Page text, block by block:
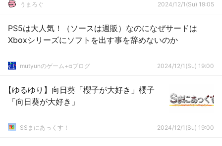
うまろぐ 2024/12/1(Su) 19:05
PS5は大人気！（ソースは週販）なのになぜサードは
Xboxシリーズにソフトを出す事を辞めないのか
mutyunのゲーム+αブログ 2024/12/1(Su) 19:00
【ゆるゆり】向日葵「櫻子が大好き」櫻子
「向日葵が大好き」
SSまにあっくす！ 2024/12/1(Su) 19:00